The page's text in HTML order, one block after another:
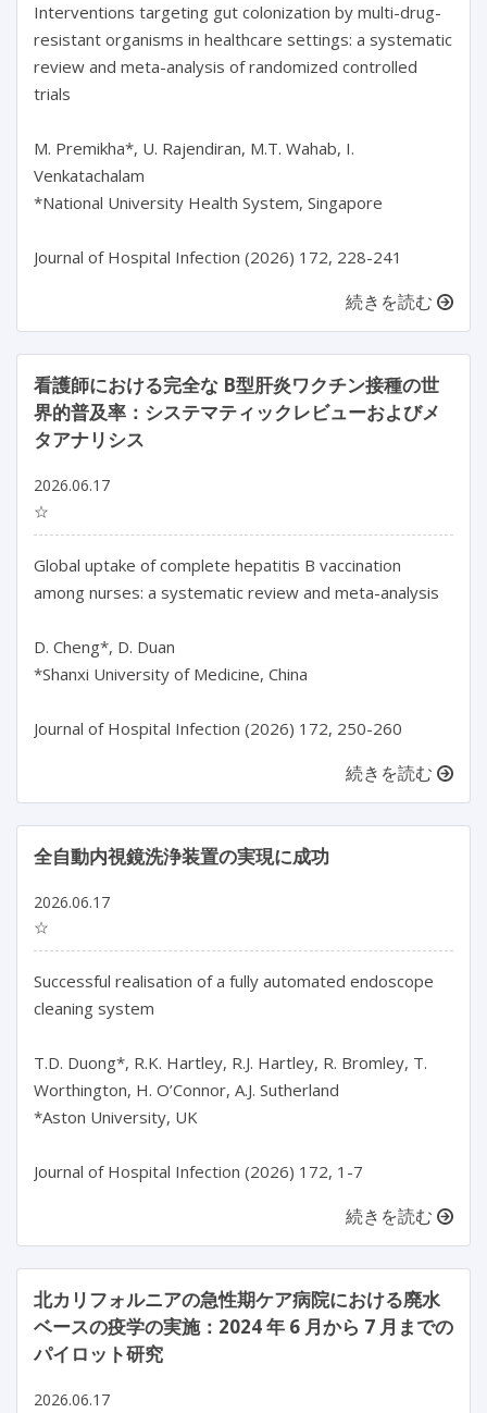
Interventions targeting gut colonization by multi-drug-
resistant organisms in healthcare settings: a systematic
review and meta-analysis of randomized controlled
trials
M. Premikha*, U. Rajendiran, M.T. Wahab, I.
Venkatachalam
*National University Health System, Singapore
続きを読む
看護師における完全な B型肝炎ワクチン接種の世
界的普及率：システマティックレビューおよびメ
タアナリシス
2026.06.17
☆
Global uptake of complete hepatitis B vaccination
among nurses: a systematic review and meta-analysis
D. Cheng*, D. Duan
*Shanxi University of Medicine, China
続きを読む
全自動内視鏡洗浄装置の実現に成功
2026.06.17
☆
Successful realisation of a fully automated endoscope
cleaning system
T.D. Duong*, R.K. Hartley, R.J. Hartley, R. Bromley, T.
Worthington, H. O’Connor, A.J. Sutherland
*Aston University, UK
続きを読む
北カリフォルニアの急性期ケア病院における廃水
ベースの疫学の実施：2024 年 6 月から 7 月までの
パイロット研究
2026.06.17